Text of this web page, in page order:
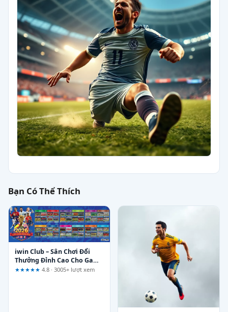
Bạn Có Thể Thích
iwin Club – Sân Chơi Đổi
Thưởng Đỉnh Cao Cho Game
Thủ Việt
★★★★★ 4.8 · 3005+ lượt xem